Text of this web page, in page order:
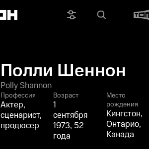
Полли Шеннон
Polly Shannon
Профессия
Актер,
сценарист,
продюсер
Возраст
1
сентября
1973, 52
года
Место
рождения
Кингстон,
Онтарио,
Канада